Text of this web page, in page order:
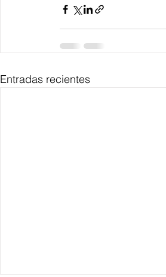
Entradas recientes